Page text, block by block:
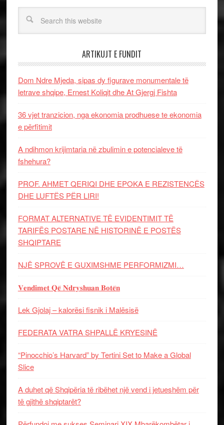
ARTIKUJT E FUNDIT
Dom Ndre Mjeda, sipas dy figurave monumentale të
letrave shqipe, Ernest Koliqit dhe At Gjergj Fishta
36 vjet tranzicion, nga ekonomia prodhuese te ekonomia
e përfitimit
A ndihmon krijimtaria në zbulimin e potencialeve të
fshehura?
PROF. AHMET QERIQI DHE EPOKA E REZISTENCЁS
DHE LUFTЁS PЁR LIRI!
FORMAT ALTERNATIVE TË EVIDENTIMIT TË
TARIFËS POSTARE NË HISTORINË E POSTËS
SHQIPTARE
NJË SPROVË E GUXIMSHME PERFORMIZMI…
𝐕𝐞𝐧𝐝𝐢𝐦𝐞𝐭 𝐐𝐞̈ 𝐍𝐝𝐫𝐲𝐬𝐡𝐮𝐚𝐧 𝐁𝐨𝐭𝐞̈𝐧
Lek Gjolaj – kalorësi fisnik i Malësisë
FEDERATA VATRA SHPALLË KRYESINË
“Pinocchio’s Harvard” by Tertini Set to Make a Global
Slice
A duhet që Shqipëria të ribëhet një vend i jetueshëm për
të gjithë shqiptarët?